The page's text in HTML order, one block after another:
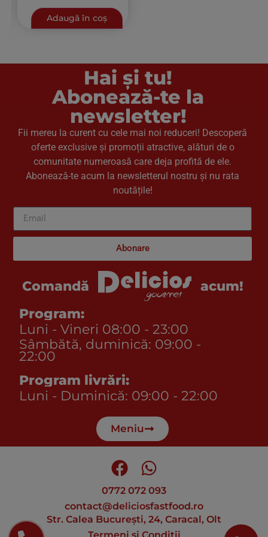
Adaugă în coș
Hai și tu!
Abonează-te la
newsletter!
Fii mereu la curent cu cele mai noi reduceri! Descoperă
oferte exclusive și promoții atractive, alături de o
comunitate numeroasă care deja profită de ele.
Abonează-te acum la newsletterul nostru și nu rata
noutățile!
Abonare
Comandă acum!
Program:
Luni - Vineri 08:00 - 23:00
Sâmbătă, duminică: 09:00 -
22:00
Program livrări:
Luni - Duminică: 09:00 - 22:00
Meniu
0772 072 093
contact@deliciosfastfood.ro
Str. Calea București, 24, Caracal, Olt